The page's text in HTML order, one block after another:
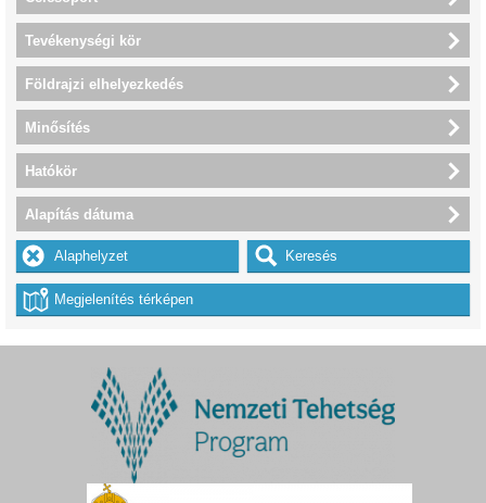
Tevékenységi kör
Földrajzi elhelyezkedés
Minősítés
Hatókör
Alapítás dátuma